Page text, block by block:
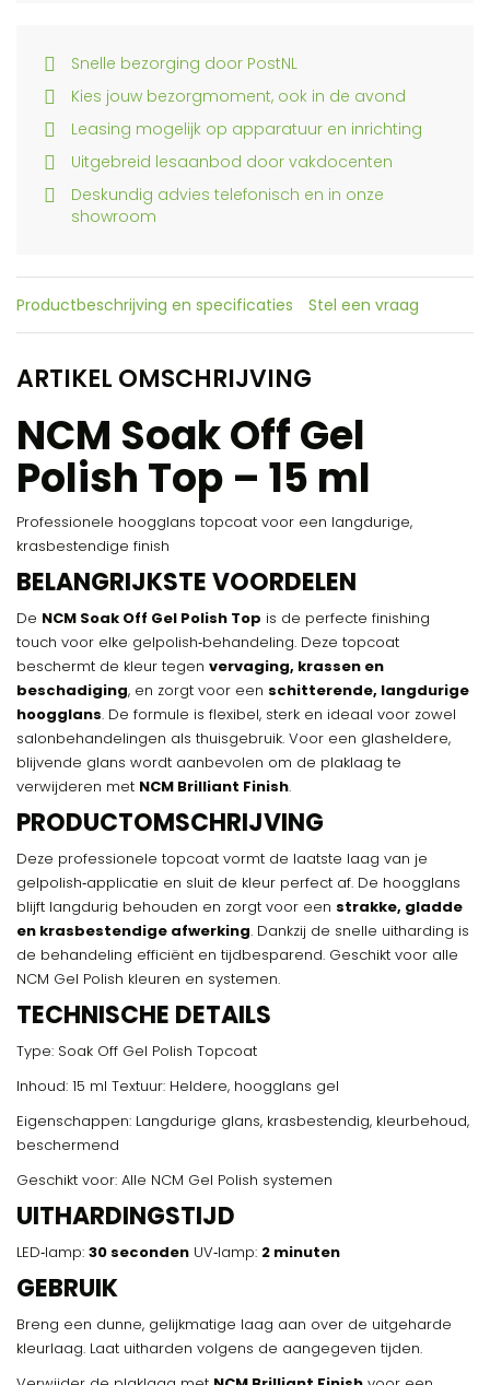
Snelle bezorging door PostNL
Kies jouw bezorgmoment, ook in de avond
Leasing mogelijk op apparatuur en inrichting
Uitgebreid lesaanbod door vakdocenten
Deskundig advies telefonisch en in onze
showroom
Productbeschrijving en specificaties Stel een vraag
ARTIKEL OMSCHRIJVING
NCM Soak Off Gel
Polish Top – 15 ml
Professionele hoogglans topcoat voor een langdurige,
krasbestendige finish
BELANGRIJKSTE VOORDELEN
De NCM Soak Off Gel Polish Top is de perfecte finishing
touch voor elke gelpolish‑behandeling. Deze topcoat
beschermt de kleur tegen vervaging, krassen en
beschadiging, en zorgt voor een schitterende, langdurige
hoogglans. De formule is flexibel, sterk en ideaal voor zowel
salonbehandelingen als thuisgebruik. Voor een glasheldere,
blijvende glans wordt aanbevolen om de plaklaag te
verwijderen met NCM Brilliant Finish.
PRODUCTOMSCHRIJVING
Deze professionele topcoat vormt de laatste laag van je
gelpolish‑applicatie en sluit de kleur perfect af. De hoogglans
blijft langdurig behouden en zorgt voor een strakke, gladde
en krasbestendige afwerking. Dankzij de snelle uitharding is
de behandeling efficiënt en tijdbesparend. Geschikt voor alle
NCM Gel Polish kleuren en systemen.
TECHNISCHE DETAILS
Type: Soak Off Gel Polish Topcoat
Inhoud: 15 ml Textuur: Heldere, hoogglans gel
Eigenschappen: Langdurige glans, krasbestendig, kleurbehoud,
beschermend
Geschikt voor: Alle NCM Gel Polish systemen
UITHARDINGSTIJD
LED‑lamp: 30 seconden UV‑lamp: 2 minuten
GEBRUIK
Breng een dunne, gelijkmatige laag aan over de uitgeharde
kleurlaag. Laat uitharden volgens de aangegeven tijden.